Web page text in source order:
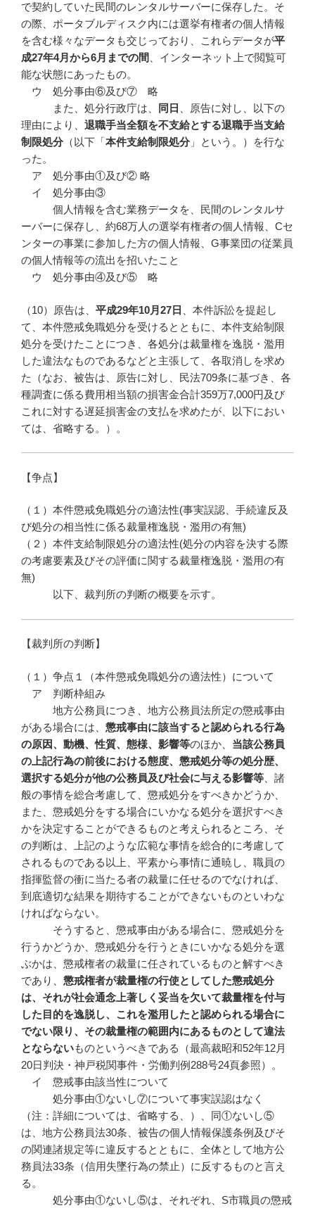
で契約していた民間のレンタルサーバーに保存した。そ
の際、ポータブルディスク内には選挙有権者の個人情報
を含む様々なデータも交じっており、これらデータが平
成27年4月から6月までの間
、インターネット上で閲覧可
能な状態にあったもの。
ウ 処分事由⑥及び⑦ 略
また、処分行政庁は、
同日
、原告に対し、以下の
理由により、 退職手当全額を不支給とする退職手当支給
制限処分（以下「本件支給制限処分」という。）を行な
った。
ア 処分事由①及び② 略
イ 処分事由③
個人情報を含む業務データを、民間のレンタルサ
ーバーに保存し、約68万人の選挙有権者の個人情報、Cセ
ンターの事業に参加した方の個人情報、G事業団の従業員
の個人情報等の流出を招いたこと
ウ 処分事由④及び⑤ 略
（10）原告は、 平成29年10月27日
、本件訴訟を提起し
て、本件懲戒免職処分を受けるとともに、本件支給制限
処分を受けたことにつき、各処分は裁量権を逸脱・濫用
した違法なものであるなどと主張して、各取消しを求め
た（なお、被告は、原告に対し、民法709条に基づき、各
種調査に係る費用相当額の損害金合計359万7,000円及び
これに対する遅延損害金の支払を求めたが、以下におい
ては、省略する。）。
【争点】
（１）本件懲戒免職処分の適法性(事実誤認、手続違反及
び処分の相当性に係る裁量権逸脱・濫用の有無)
（２）本件支給制限処分の適法性(処分の内容を決する際
の考慮要素及びその評価に関する裁量権逸脱・濫用の有
無)
以下、裁判所の判断の概要を示す。
【裁判所の判断】
（１）争点１（本件懲戒免職処分の適法性）について
ア 判断枠組み
地方公務員につき、地方公務員法所定の懲戒事由
がある場合には、 懲戒事由に該当すると認められる行為
の原因、動機、性質、態様、影響等のほか、 当該公務員
の上記行為の前後における態度、懲戒処分等の処分歴、
選択する処分が他の公務員及び社会に与える影響等 、諸
般の事情を総合考慮して、懲戒処分をすべきかどうか、
また、懲戒処分をする場合にいかなる処分を選択すべき
かを決定することができるものと考えられるところ、そ
の判断は、上記のような広範な事情を総合的に考慮して
されるものである以上、平素から事情に通暁し、職員の
指揮監督の衝に当たる者の裁量に任せるのでなければ、
到底適切な結果を期待することができないものといわな
ければならない。
そうすると、懲戒事由がある場合に、懲戒処分を
行うかどうか、懲戒処分を行うときにいかなる処分を選
ぶかは、懲戒権者の裁量に任されているものと解すべき
であり、 懲戒権者が裁量権の行使としてした懲戒処分
は、それが社会通念上著しく妥当を欠いて裁量権を付与
した目的を逸脱し、これを濫用したと認められる場合に
でない限り、その裁量権の範囲内にあるものとして違法
とならないものというべきである（最高裁昭和52年12月
20日判決・神戸税関事件・労働判例288号24頁参照）。
イ 懲戒事由該当性について
処分事由①ないし⑦について事実誤認はなく
（注：詳細については、省略する、）、同①ないし⑤
は、地方公務員法30条、被告の個人情報保護条例及びそ
の関連諸規定等に違反するとともに、全体として地方公
務員法33条（信用失墜行為の禁止）に反するものと言え
る。
処分事由①ないし⑤は、それぞれ、S市職員の懲戒